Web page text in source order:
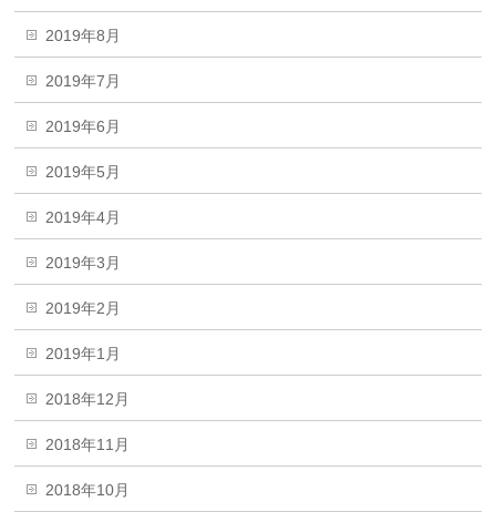
2019年8月
2019年7月
2019年6月
2019年5月
2019年4月
2019年3月
2019年2月
2019年1月
2018年12月
2018年11月
2018年10月